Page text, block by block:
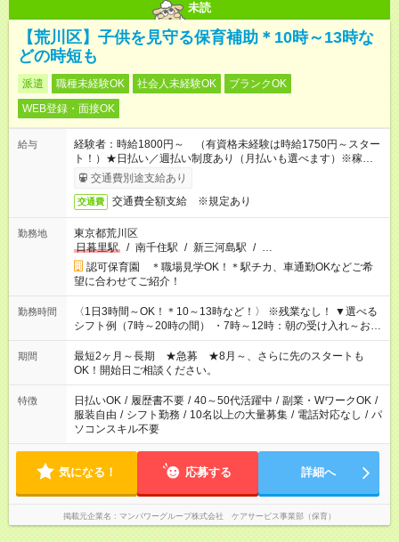
未読
【荒川区】子供を見守る保育補助＊10時～13時な
どの時短も
派遣 職種未経験OK 社会人未経験OK
ブランクOK
WEB登録・面接OK
給与
経験者：時給1800円～ （有資格未経験は時給1750円～スター
ト！）★日払い／週払い制度あり（月払いも選べます）※稼働開
始時は手続き完了次第のお支払いとなります★フルタイムできる
方は100円アップ！
交通費別途支給あり
交通費 交通費全額支給 ※規定あり
勤務地
東京都荒川区
日暮里駅
/ 南千住駅 / 新三河島駅 / …
認可保育園 ＊職場見学OK！＊駅チカ、車通勤OKなどご希
望に合わせてご紹介！
勤務時間
〈1日3時間～OK！＊10～13時など！〉 ※残業なし！ ▼選べる
シフト例（7時～20時の間） ・7時～12時：朝の受け入れ～お昼
の準備 ・10時～13時：園児の見守り～お昼の補助 ・9時～16
時：帰りの会まで！子供の成長を見守る ・15時～20時：夜のお
迎えサポート
期間
最短2ヶ月～長期 ★急募 ★8月～、さらに先のスタートも
OK！開始日ご相談ください。
特徴 日払いOK / 履歴書不要 / 40～50代活躍中 / 副業・WワークOK /
服装自由 / シフト勤務 / 10名以上の大量募集 / 電話対応なし / パ
ソコンスキル不要
気になる！ 応募する 詳細へ
掲載元企業名 マンパワーグループ株式会社 ケアサービス事業部（保育）